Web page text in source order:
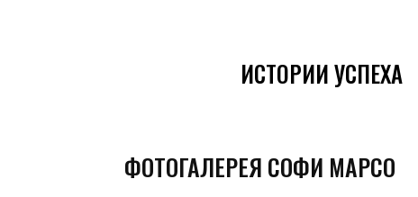
ИСТОРИИ УСПЕХА
ФОТОГАЛЕРЕЯ СОФИ МАРСО